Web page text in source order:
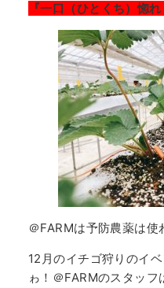
『一口（ひとくち）惚
＠FARMは予防農薬は使
12月のイチゴ狩りのイ
ゎ！＠FARMのスタッフ